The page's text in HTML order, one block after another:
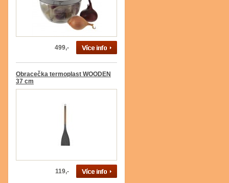
499,-
Obracečka termoplast WOODEN
37 cm
119,-